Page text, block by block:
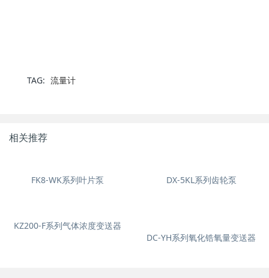
TAG: 流量计
相关推荐
FK8-WK系列叶片泵 DX-5KL系列齿轮泵
KZ200-F系列气体浓度变送器
DC-YH系列氧化锆氧量变送器